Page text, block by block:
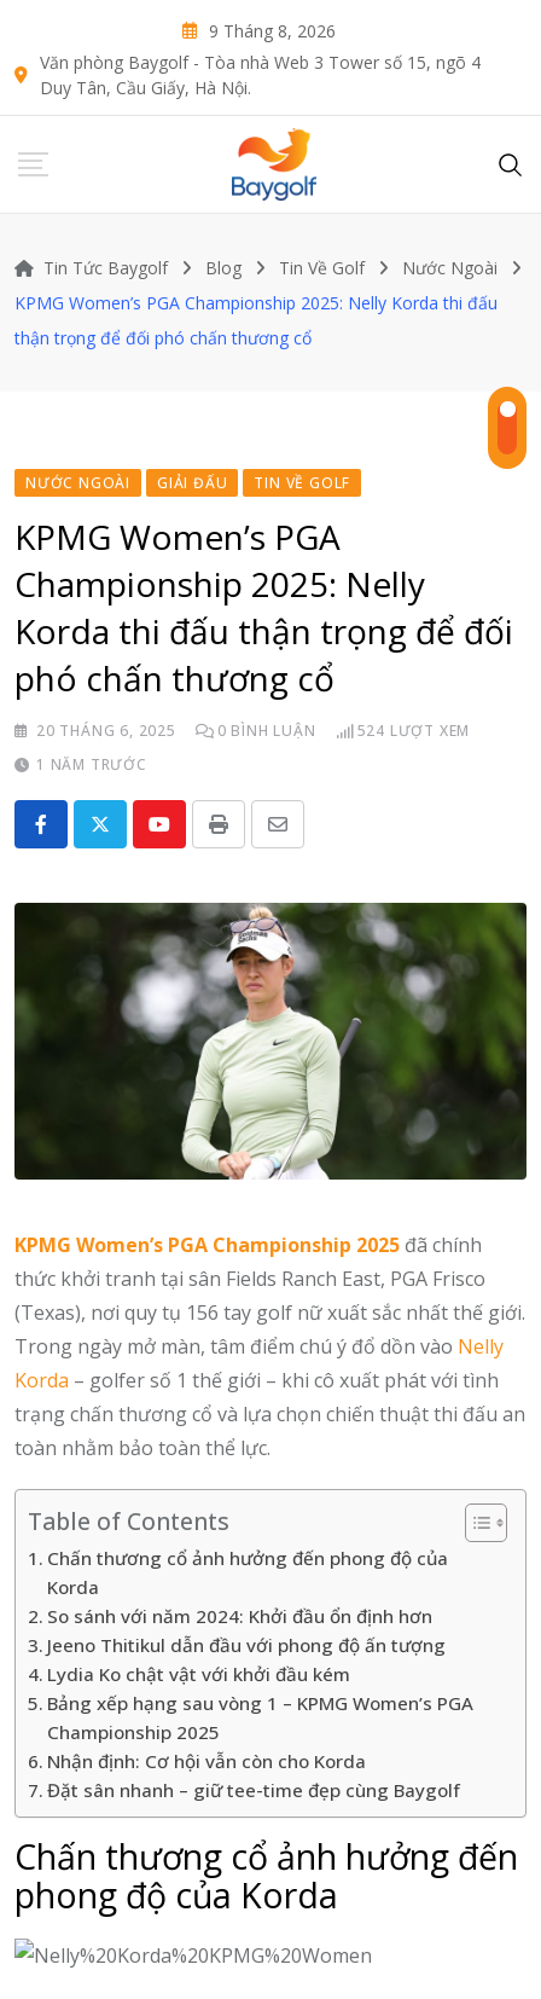
content
9 Tháng 8, 2026
Văn phòng Baygolf - Tòa nhà Web 3 Tower số 15, ngõ 4
Duy Tân, Cầu Giấy, Hà Nội.
Tin Tức Baygolf Blog Tin Về Golf
Nước Ngoài
KPMG Women’s PGA Championship 2025: Nelly Korda thi đấu
thận trọng để đối phó chấn thương cổ
NƯỚC NGOÀI GIẢI ĐẤU TIN VỀ GOLF
KPMG Women’s PGA
Championship 2025: Nelly
Korda thi đấu thận trọng để đối
phó chấn thương cổ
20 THÁNG 6, 2025 0 BÌNH LUẬN 524 LƯỢT XEM
1 NĂM TRƯỚC
YoutubePrint
Share
Email
KPMG Women’s PGA Championship 2025 đã chính
thức khởi tranh tại sân Fields Ranch East, PGA Frisco
(Texas), nơi quy tụ 156 tay golf nữ xuất sắc nhất thế giới.
Trong ngày mở màn, tâm điểm chú ý đổ dồn vào Nelly
Korda – golfer số 1 thế giới – khi cô xuất phát với tình
trạng chấn thương cổ và lựa chọn chiến thuật thi đấu an
toàn nhằm bảo toàn thể lực.
Table of Contents
Chấn thương cổ ảnh hưởng đến phong độ của
Korda
So sánh với năm 2024: Khởi đầu ổn định hơn
Jeeno Thitikul dẫn đầu với phong độ ấn tượng
Lydia Ko chật vật với khởi đầu kém
Bảng xếp hạng sau vòng 1 – KPMG Women’s PGA
Championship 2025
Nhận định: Cơ hội vẫn còn cho Korda
Đặt sân nhanh – giữ tee-time đẹp cùng Baygolf
Chấn thương cổ ảnh hưởng đến
phong độ của Korda